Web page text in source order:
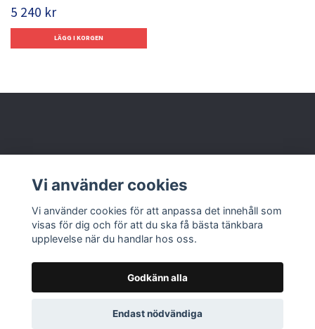
5 240 kr
Läs mer
© 2026 Nolbox AB
Vi använder cookies
Vi använder cookies för att anpassa det innehåll som
visas för dig och för att du ska få bästa tänkbara
upplevelse när du handlar hos oss.
Godkänn alla
Endast nödvändiga